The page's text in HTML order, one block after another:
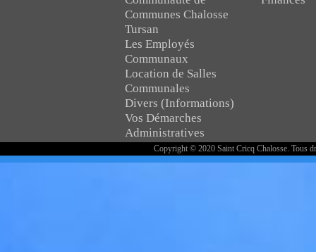
Communes Chalosse
Tursan
Les Employés
Communaux
Location de Salles
Communales
Divers (Informations)
Vos Démarches
Administratives
Copyright © 2020 Saint Cricq Chalosse. Tous